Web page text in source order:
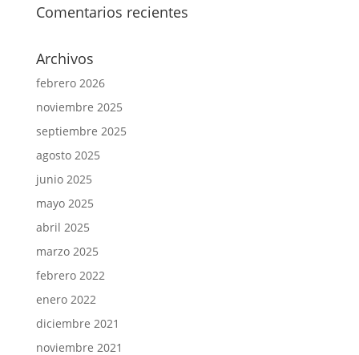
Comentarios recientes
Archivos
febrero 2026
noviembre 2025
septiembre 2025
agosto 2025
junio 2025
mayo 2025
abril 2025
marzo 2025
febrero 2022
enero 2022
diciembre 2021
noviembre 2021